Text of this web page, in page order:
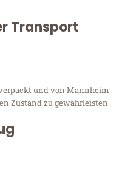
Transport
und von Mannheim
Zustand zu gewährleisten.